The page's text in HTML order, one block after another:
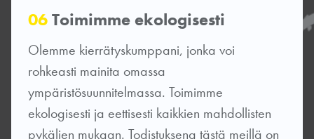
06Toimimme ekologisesti
Olemme kierrätyskumppani, jonka voi
rohkeasti mainita omassa
ympäristösuunnitelmassa. Toimimme
ekologisesti ja eettisesti kaikkien mahdollisten
pykälien mukaan. Todistuksena tästä meillä on